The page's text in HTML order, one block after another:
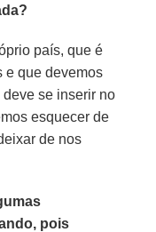
país, que é
e que devemos
se inserir no
esquecer de
de nos
pois